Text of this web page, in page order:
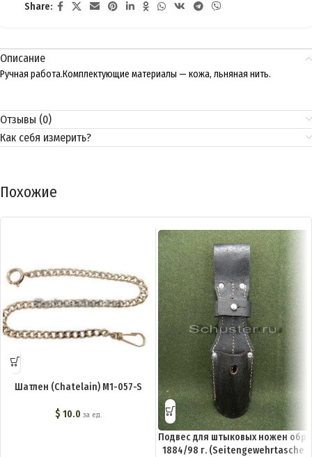
Share:
Описание
Ручная работа.Комплектующие материалы — кожа, льняная нить.
Отзывы (0)
Как себя измерить?
Похожие
Шатлен (Chatelain) M1-057-S
$ 10.0 за ед.
Подвес для штыковых ножен обр.
1884/98 г. (Seitengewehrtasche